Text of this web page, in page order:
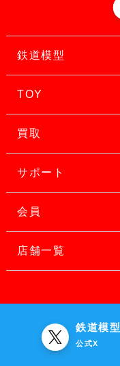
鉄道模型
TOY
買取
サポート
会員
店舗一覧
鉄道模型
公式X